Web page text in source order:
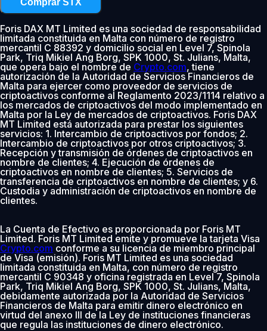
Foris DAX MT Limited es una sociedad de responsabilidad
limitada constituida en Malta con número de registro
mercantil C 88392 y domicilio social en Level 7, Spinola
Park, Triq Mikiel Ang Borg, SPK 1000, St. Julians, Malta,
que opera bajo el nombre de Crypto.com, tiene
autorización de la Autoridad de Servicios Financieros de
Malta para ejercer como proveedor de servicios de
criptoactivos conforme al Reglamento 2023/1114 relativo a
los mercados de criptoactivos del modo implementado en
Malta por la Ley de mercados de criptoactivos. Foris DAX
MT Limited está autorizada para prestar los siguientes
servicios: 1. Intercambio de criptoactivos por fondos; 2.
Intercambio de criptoactivos por otros criptoactivos; 3.
Recepción y transmisión de órdenes de criptoactivos en
nombre de clientes; 4. Ejecución de órdenes de
criptoactivos en nombre de clientes; 5. Servicios de
transferencia de criptoactivos en nombre de clientes; y 6.
Custodia y administración de criptoactivos en nombre de
clientes.
La Cuenta de Efectivo es proporcionada por Foris MT
Limited. Foris MT Limited emite y promueve la tarjeta Visa
Crypto.com conforme a su licencia de miembro principal
de Visa (emisión). Foris MT Limited es una sociedad
limitada constituida en Malta, con número de registro
mercantil C 90348 y oficina registrada en Level 7, Spinola
Park, Triq Mikiel Ang Borg, SPK 1000, St. Julians, Malta,
debidamente autorizada por la Autoridad de Servicios
Financieros de Malta para emitir dinero electrónico en
virtud del anexo III de la Ley de instituciones financieras
que regula las instituciones de dinero electrónico.